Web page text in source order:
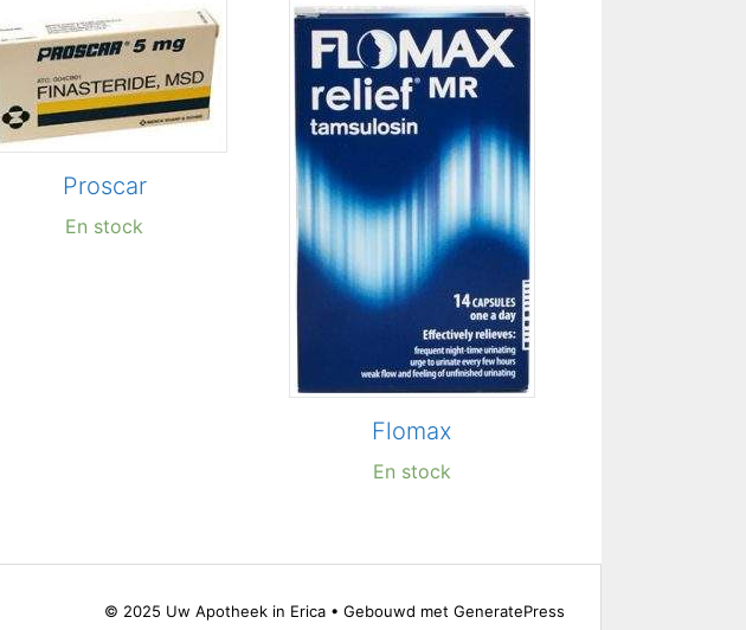
Proscar
En stock
Flomax
En stock
© 2025 Uw Apotheek in Erica • Gebouwd met GeneratePress